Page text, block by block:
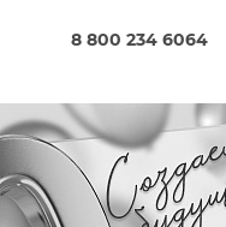
8 800 234 6064